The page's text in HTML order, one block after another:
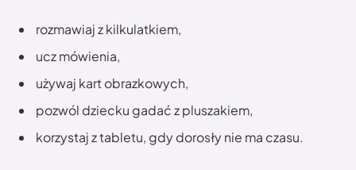
rozmawiaj z kilkulatkiem,
ucz mówienia,
używaj kart obrazkowych,
pozwól dziecku gadać z pluszakiem,
korzystaj z tabletu, gdy dorosły nie ma czasu.